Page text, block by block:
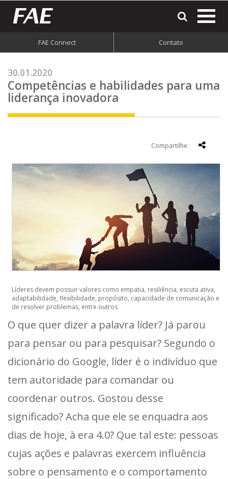
FAE Connect Contato
30.01.2020
Competências e habilidades para uma
liderança inovadora
Compartilhe:
Líderes devem possuir valores como empatia, resiliência, escuta ativa,
adaptabilidade, flexibilidade, propósito, capacidade de comunicação e
de resolver problemas, entre outros
O que quer dizer a palavra líder? Já parou
para pensar ou para pesquisar? Segundo o
dicionário do Google, líder é o indivíduo que
tem autoridade para comandar ou
coordenar outros. Gostou desse
significado? Acha que ele se enquadra aos
dias de hoje, à era 4.0? Que tal este: pessoas
cujas ações e palavras exercem influência
sobre o pensamento e o comportamento